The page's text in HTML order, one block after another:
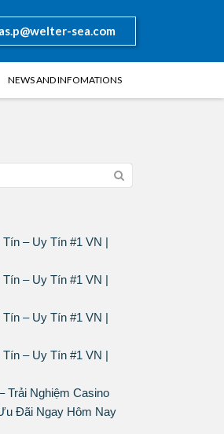
sea.com
NEWS AND INFOMATIONS
– Uy Tín #1 VN |
– Uy Tín #1 VN |
– Uy Tín #1 VN |
– Uy Tín #1 VN |
Trải Nghiệm Casino
Đãi Ngay Hôm Nay